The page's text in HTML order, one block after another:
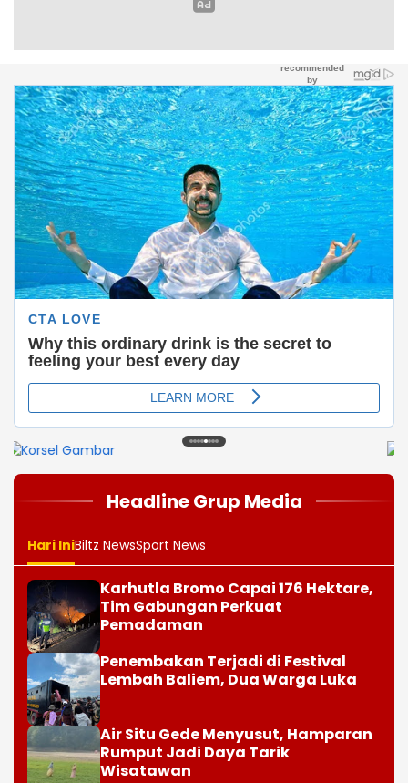
12345678
Headline Grup Media
Hari IniBiltz NewsSport News
Karhutla Bromo Capai 176 Hektare,
Tim Gabungan Perkuat
Pemadaman
Penembakan Terjadi di Festival
Lembah Baliem, Dua Warga Luka
Air Situ Gede Menyusut, Hamparan
Rumput Jadi Daya Tarik
Wisatawan